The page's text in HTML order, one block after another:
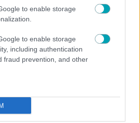
to enable storage
to enable storage
including authentication
fraud prevention, and other
NEWS